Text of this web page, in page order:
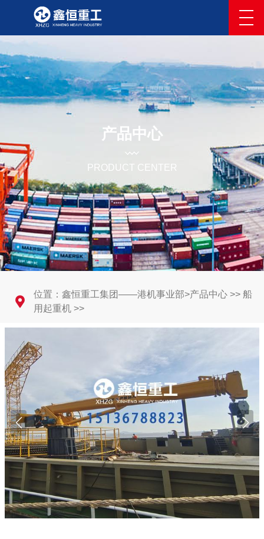
产品中心
PRODUCT CENTER
位置： 鑫恒重工集团——港机事业部>产品中心 >> 船
用起重机 >>